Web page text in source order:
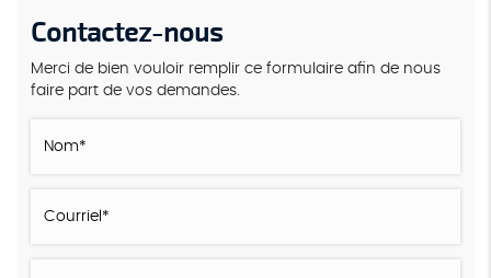
Contactez-nous
Merci de bien vouloir remplir ce formulaire afin de nous
faire part de vos demandes.